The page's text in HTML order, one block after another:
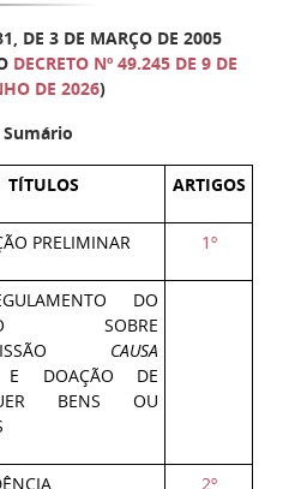
DE 3 DE MARÇO DE 2005
DECRETO Nº 49.245 DE 9 DE
DE 2026)
Sumário
TÍTULOS ARTIGOS
PRELIMINAR 1º
DO
SOBRE
CAUSA
E DOAÇÃO DE
BENS OU
2º